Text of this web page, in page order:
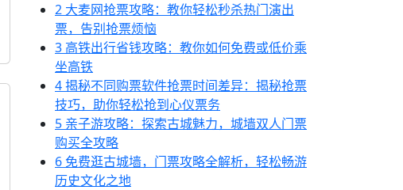
2 大麦网抢票攻略：教你轻松秒杀热门演出
票，告别抢票烦恼
3 高铁出行省钱攻略：教你如何免费或低价乘
坐高铁
4揭秘不同购票软件抢票时间差异：揭秘抢票
技巧，助你轻松抢到心仪票务
5 亲子游攻略：探索古城魅力，城墙双人门票
购买全攻略
6 免费逛古城墙，门票攻略全解析，轻松畅游
历史文化之地